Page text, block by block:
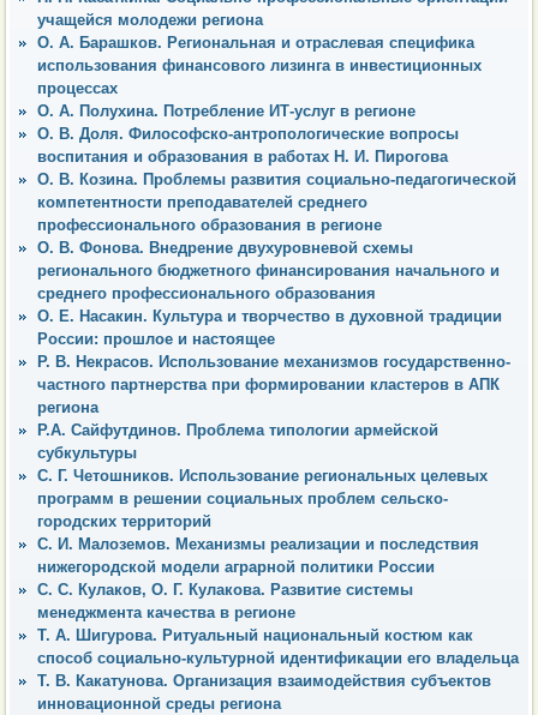
учащейся молодежи региона
О. А. Барашков. Региональная и отраслевая специфика
использования финансового лизинга в инвестиционных
процессах
О. А. Полухина. Потребление ИТ-услуг в регионе
О. В. Доля. Философско-антропологические вопросы
воспитания и образования в работах Н. И. Пирогова
О. В. Козина. Проблемы развития социально-педагогической
компетентности преподавателей среднего
профессионального образования в регионе
О. В. Фонова. Внедрение двухуровневой схемы
регионального бюджетного финансирования начального и
среднего профессионального образования
О. Е. Насакин. Культура и творчество в духовной традиции
России: прошлое и настоящее
Р. В. Некрасов. Использование механизмов государственно-
частного партнерства при формировании кластеров в АПК
региона
Р.А. Сайфутдинов. Проблема типологии армейской
субкультуры
С. Г. Четошников. Использование региональных целевых
программ в решении социальных проблем сельско-
городских территорий
С. И. Малоземов. Механизмы реализации и последствия
нижегородской модели аграрной политики России
С. С. Кулаков, О. Г. Кулакова. Развитие системы
менеджмента качества в регионе
Т. А. Шигурова. Ритуальный национальный костюм как
способ социально-культурной идентификации его владельца
Т. В. Какатунова. Организация взаимодействия субъектов
инновационной среды региона